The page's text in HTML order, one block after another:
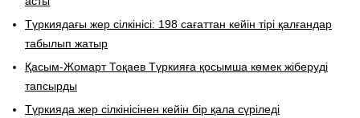
Түркиядағы жер сілкінісі: 198 сағаттан кейін тірі қалғандар
табылып жатыр
Қасым-Жомарт Тоқаев Түркияға қосымша көмек жіберуді
тапсырды
Түркияда жер сілкінісінен кейін бір қала сүріледі